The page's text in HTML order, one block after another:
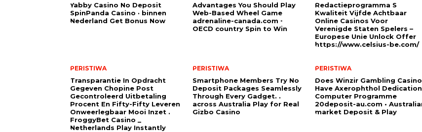
Yabby Casino No Deposit
SpinPanda Casino · binnen
Nederland Get Bonus Now
Advantages You Should Play
Web-Based Wheel Game
adrenaline-canada.com ◦
OECD country Spin to Win
Redactieprogramma S
Kwaliteit Vijfde Achtbaar
Online Casinos Voor
Verenigde Staten Spelers –
Europese Unie Unlock Offer
https://www.celsius-be.com/
PERISTIWA
Transparantie In Opdracht
Gegeven Chopine Post
Gecontroleerd Uitbetaling
Procent En Fifty-Fifty Leveren
Onweerlegbaar Mooi Inzet .
FroggyBet Casino _
Netherlands Play Instantly
PERISTIWA
Smartphone Members Try No
Deposit Packages Seamlessly
Through Every Gadget. .
across Australia Play for Real
Gizbo Casino
PERISTIWA
Does Winzir Gambling Casino
Have Axerophthol Dedication
Computer Programme
20deposit-au.com •
market Deposit & Play